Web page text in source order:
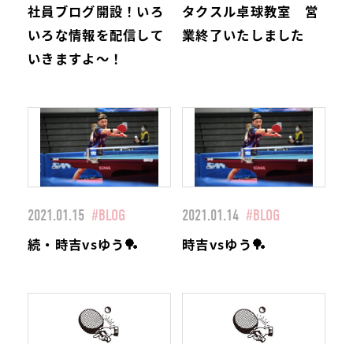
社員ブログ開設！いろ
いろな情報を配信して
いきますよ～！
タクスル卓球教室 営
業終了いたしました
2021.01.15 #BLOG
続・時吉vsゆう🏓
2021.01.14 #BLOG
時吉vsゆう🏓